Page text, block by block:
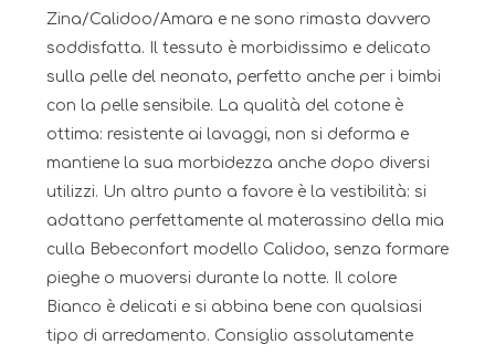
Zina/Calidoo/Amara e ne sono rimasta davvero
soddisfatta. Il tessuto è morbidissimo e delicato
sulla pelle del neonato, perfetto anche per i bimbi
con la pelle sensibile. La qualità del cotone è
ottima: resistente ai lavaggi, non si deforma e
mantiene la sua morbidezza anche dopo diversi
utilizzi. Un altro punto a favore è la vestibilità: si
adattano perfettamente al materassino della mia
culla Bebeconfort modello Calidoo, senza formare
pieghe o muoversi durante la notte. Il colore
Bianco è delicati e si abbina bene con qualsiasi
tipo di arredamento. Consiglio assolutamente